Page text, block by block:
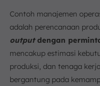
Contoh manajemen
adalah perencanaan
outputdengan
mencakup estimasi
produksi, dan tenaga
bergantung pada